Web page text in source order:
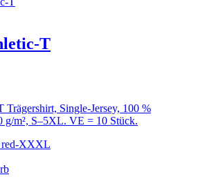
T
Trägershirt, Single-Jersey, 100 %
g/m², S–5XL. VE = 10 Stück.
red-XXXL